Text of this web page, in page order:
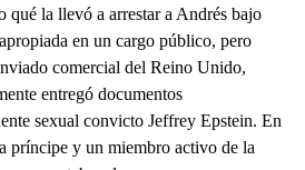
qué la llevó a arrestar a Andrés bajo
en un cargo público, pero
comercial del Reino Unido,
entregó documentos
sexual convicto Jeffrey Epstein. En
príncipe y un miembro activo de la